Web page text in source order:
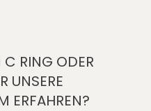
C RING ODER
UNSERE
ERFAHREN?